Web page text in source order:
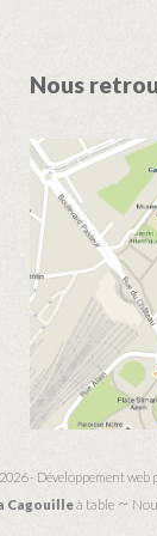
Nous
- Développement web
Cagouilleà table